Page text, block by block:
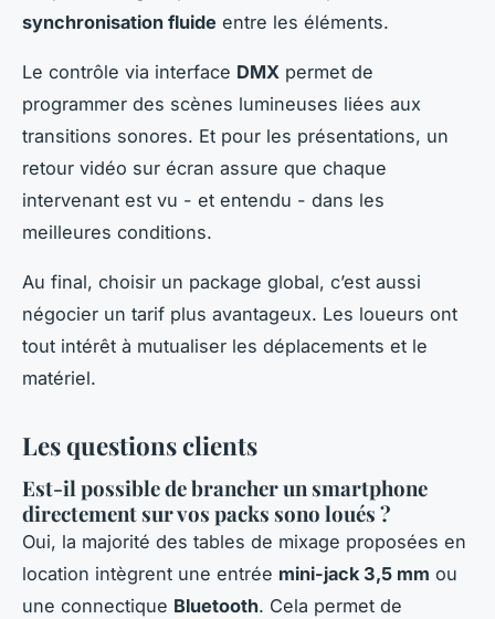
synchronisation fluide entre les éléments.
Le contrôle via interface DMX permet de
programmer des scènes lumineuses liées aux
transitions sonores. Et pour les présentations, un
retour vidéo sur écran assure que chaque
intervenant est vu - et entendu - dans les
meilleures conditions.
Au final, choisir un package global, c’est aussi
négocier un tarif plus avantageux. Les loueurs ont
tout intérêt à mutualiser les déplacements et le
matériel.
Les questions clients
Est-il possible de brancher un smartphone
directement sur vos packs sono loués ?
Oui, la majorité des tables de mixage proposées en
location intègrent une entrée mini-jack 3,5 mm ou
une connectique Bluetooth. Cela permet de